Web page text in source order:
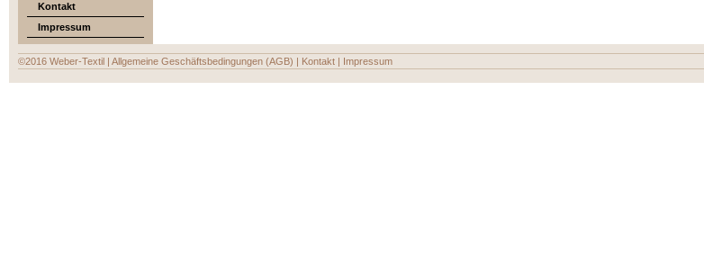
Kontakt
Impressum
©2016 Weber-Textil Allgemeine Geschäftsbedingungen (AGB) Kontakt Impressum